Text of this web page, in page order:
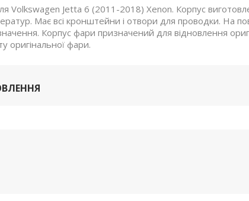
Volkswagen Jetta 6 (2011-2018) Xenon. Корпус
Має всі кронштейни і отвори для проводки. На
Корпус фари призначений для відновлення
оригінальної фари.